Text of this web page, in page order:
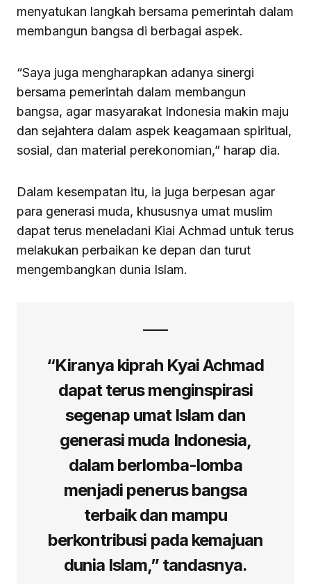
menyatukan langkah bersama pemerintah dalam
membangun bangsa di berbagai aspek.
“Saya juga mengharapkan adanya sinergi
bersama pemerintah dalam membangun
bangsa, agar masyarakat Indonesia makin maju
dan sejahtera dalam aspek keagamaan spiritual,
sosial, dan material perekonomian,” harap dia.
Dalam kesempatan itu, ia juga berpesan agar
para generasi muda, khususnya umat muslim
dapat terus meneladani Kiai Achmad untuk terus
melakukan perbaikan ke depan dan turut
mengembangkan dunia Islam.
“Kiranya kiprah Kyai Achmad
dapat terus menginspirasi
segenap umat Islam dan
generasi muda Indonesia,
dalam berlomba-lomba
menjadi penerus bangsa
terbaik dan mampu
berkontribusi pada kemajuan
dunia Islam,” tandasnya.